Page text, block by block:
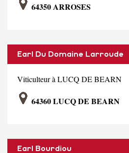
64350 ARROSES
Earl Du Domaine Larroude
Viticulteur à LUCQ DE BEARN
64360 LUCQ DE BEARN
Earl Bourdiou